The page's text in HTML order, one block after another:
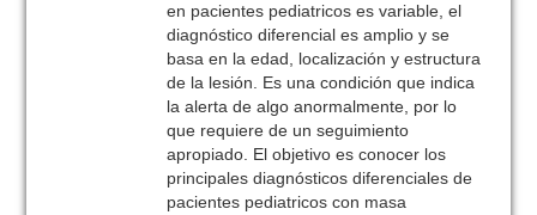
en pacientes pediatricos es variable, el
diagnóstico diferencial es amplio y se
basa en la edad, localización y estructura
de la lesión. Es una condición que indica
la alerta de algo anormalmente, por lo
que requiere de un seguimiento
apropiado. El objetivo es conocer los
principales diagnósticos diferenciales de
pacientes pediatricos con masa